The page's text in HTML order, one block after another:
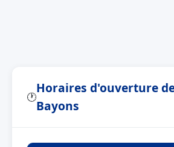
🕐
Horaires d'ouverture
Bayons